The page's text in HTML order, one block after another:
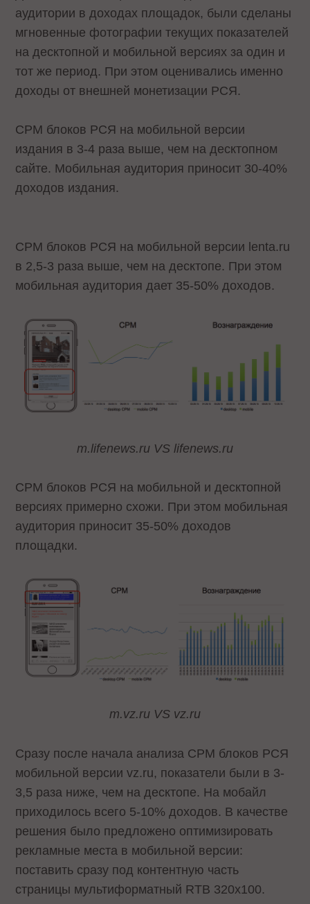
аудитории в доходах площадок, были сделаны
мгновенные фотографии текущих показателей
на десктопной и мобильной версиях за один и
тот же период. При этом оценивались именно
доходы от внешней монетизации РСЯ.
CPM блоков РСЯ на мобильной версии
издания в 3-4 раза выше, чем на десктопном
сайте. Мобильная аудитория приносит 30-40%
доходов издания.
CPM блоков РСЯ на мобильной версии lenta.ru
в 2,5-3 раза выше, чем на десктопе. При этом
мобильная аудитория дает 35-50% доходов.
m.lifenews.ru VS lifenews.ru
CPM блоков РСЯ на мобильной и десктопной
версиях примерно схожи. При этом мобильная
аудитория приносит 35-50% доходов
площадки.
m.vz.ru VS vz.ru
Сразу после начала анализа CPM блоков РСЯ
мобильной версии vz.ru, показатели были в 3-
3,5 раза ниже, чем на десктопе. На мобайл
приходилось всего 5-10% доходов. В качестве
решения было предложено оптимизировать
рекламные места в мобильной версии:
поставить сразу под контентную часть
страницы мультиформатный RTB 320х100.